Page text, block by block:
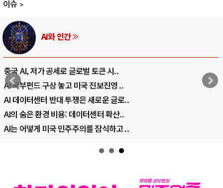
이슈
AI와 인간
중국 AI, 저가 공세로 글로벌 토큰 시..
AI 국부펀드 구상 놓고 미국 진보진영 ..
AI 데이터센터 반대 투쟁은 새로운 글로..
AI의 숨은 환경 비용: 데이터센터 확산..
AI는 어떻게 미국 민주주의를 잠식하고 ..